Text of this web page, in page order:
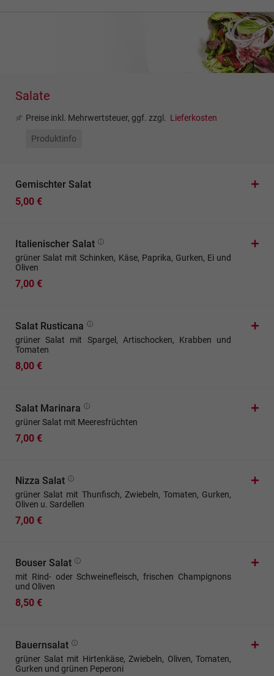
Salate
Preise inkl. Mehrwertsteuer, ggf. zzgl. Lieferkosten
Produktinfo
Gemischter Salat
5,00 €
Italienischer Salat
grüner Salat mit Schinken, Käse, Paprika, Gurken, Ei und
Oliven
7,00 €
Salat Rusticana
grüner Salat mit Spargel, Artischocken, Krabben und
Tomaten
8,00 €
Salat Marinara
grüner Salat mit Meeresfrüchten
7,00 €
Nizza Salat
grüner Salat mit Thunfisch, Zwiebeln, Tomaten, Gurken,
Oliven u. Sardellen
7,00 €
Bouser Salat
mit Rind- oder Schweinefleisch, frischen Champignons
und Oliven
8,50 €
Bauernsalat
grüner Salat mit Hirtenkäse, Zwiebeln, Oliven, Tomaten,
Gurken und grünen Peperoni